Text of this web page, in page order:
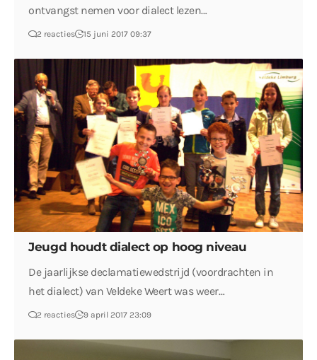
ontvangst nemen voor dialect lezen…
2 reacties 15 juni 2017 09:37
Jeugd houdt dialect op hoog niveau
De jaarlijkse declamatiewedstrijd (voordrachten in
het dialect) van Veldeke Weert was weer…
2 reacties 9 april 2017 23:09